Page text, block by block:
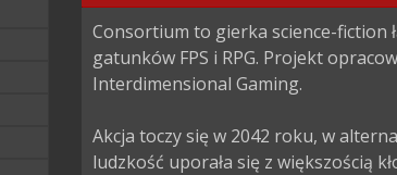
Consortium to gierka science-fiction
gatunków FPS i RPG. Projekt
Interdimensional Gaming.
Akcja toczy się w 2042 roku, w
ludzkość uporała się z większością